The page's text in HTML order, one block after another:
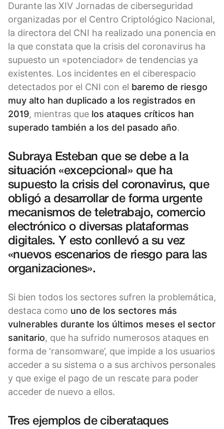
Durante las XIV Jornadas de ciberseguridad
organizadas por el Centro Criptológico Nacional,
la directora del CNI ha realizado una ponencia en
la que constata que la crisis del coronavirus ha
supuesto un «potenciador» de tendencias ya
existentes. Los incidentes en el ciberespacio
detectados por el CNI con el baremo de riesgo
muy alto han duplicado a los registrados en
2019, mientras que los ataques críticos han
superado también a los del pasado año.
Subraya Esteban que se debe a la
situación «excepcional» que ha
supuesto la crisis del coronavirus, que
obligó a desarrollar de forma urgente
mecanismos de teletrabajo, comercio
electrónico o diversas plataformas
digitales. Y esto conllevó a su vez
«nuevos escenarios de riesgo para las
organizaciones».
Si bien todos los sectores sufren la problemática,
destaca como uno de los sectores más
vulnerables durante los últimos meses el sector
sanitario, que ha sufrido numerosos ataques en
forma de ‘ransomware’, que impide a los usuarios
acceder a su sistema o a sus archivos personales
y que exige el pago de un rescate para poder
acceder de nuevo a ellos.
Tres ejemplos de ciberataques